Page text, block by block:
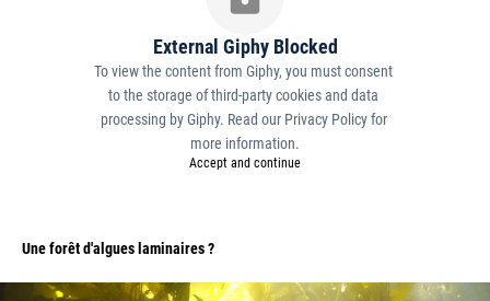
External Giphy Blocked
To view the content from Giphy, you must consent
to the storage of third-party cookies and data
processing by Giphy. Read our Privacy Policy for
more information.
Accept and continue
Une forêt d'algues laminaires ?